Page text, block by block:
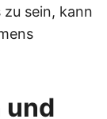
sein, kann
und